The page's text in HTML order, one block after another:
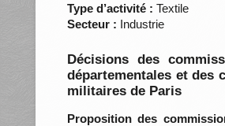
Type d’activité : Textile
Secteur : Industrie
Décisions des
départementales et des
militaires de Paris
Proposition des